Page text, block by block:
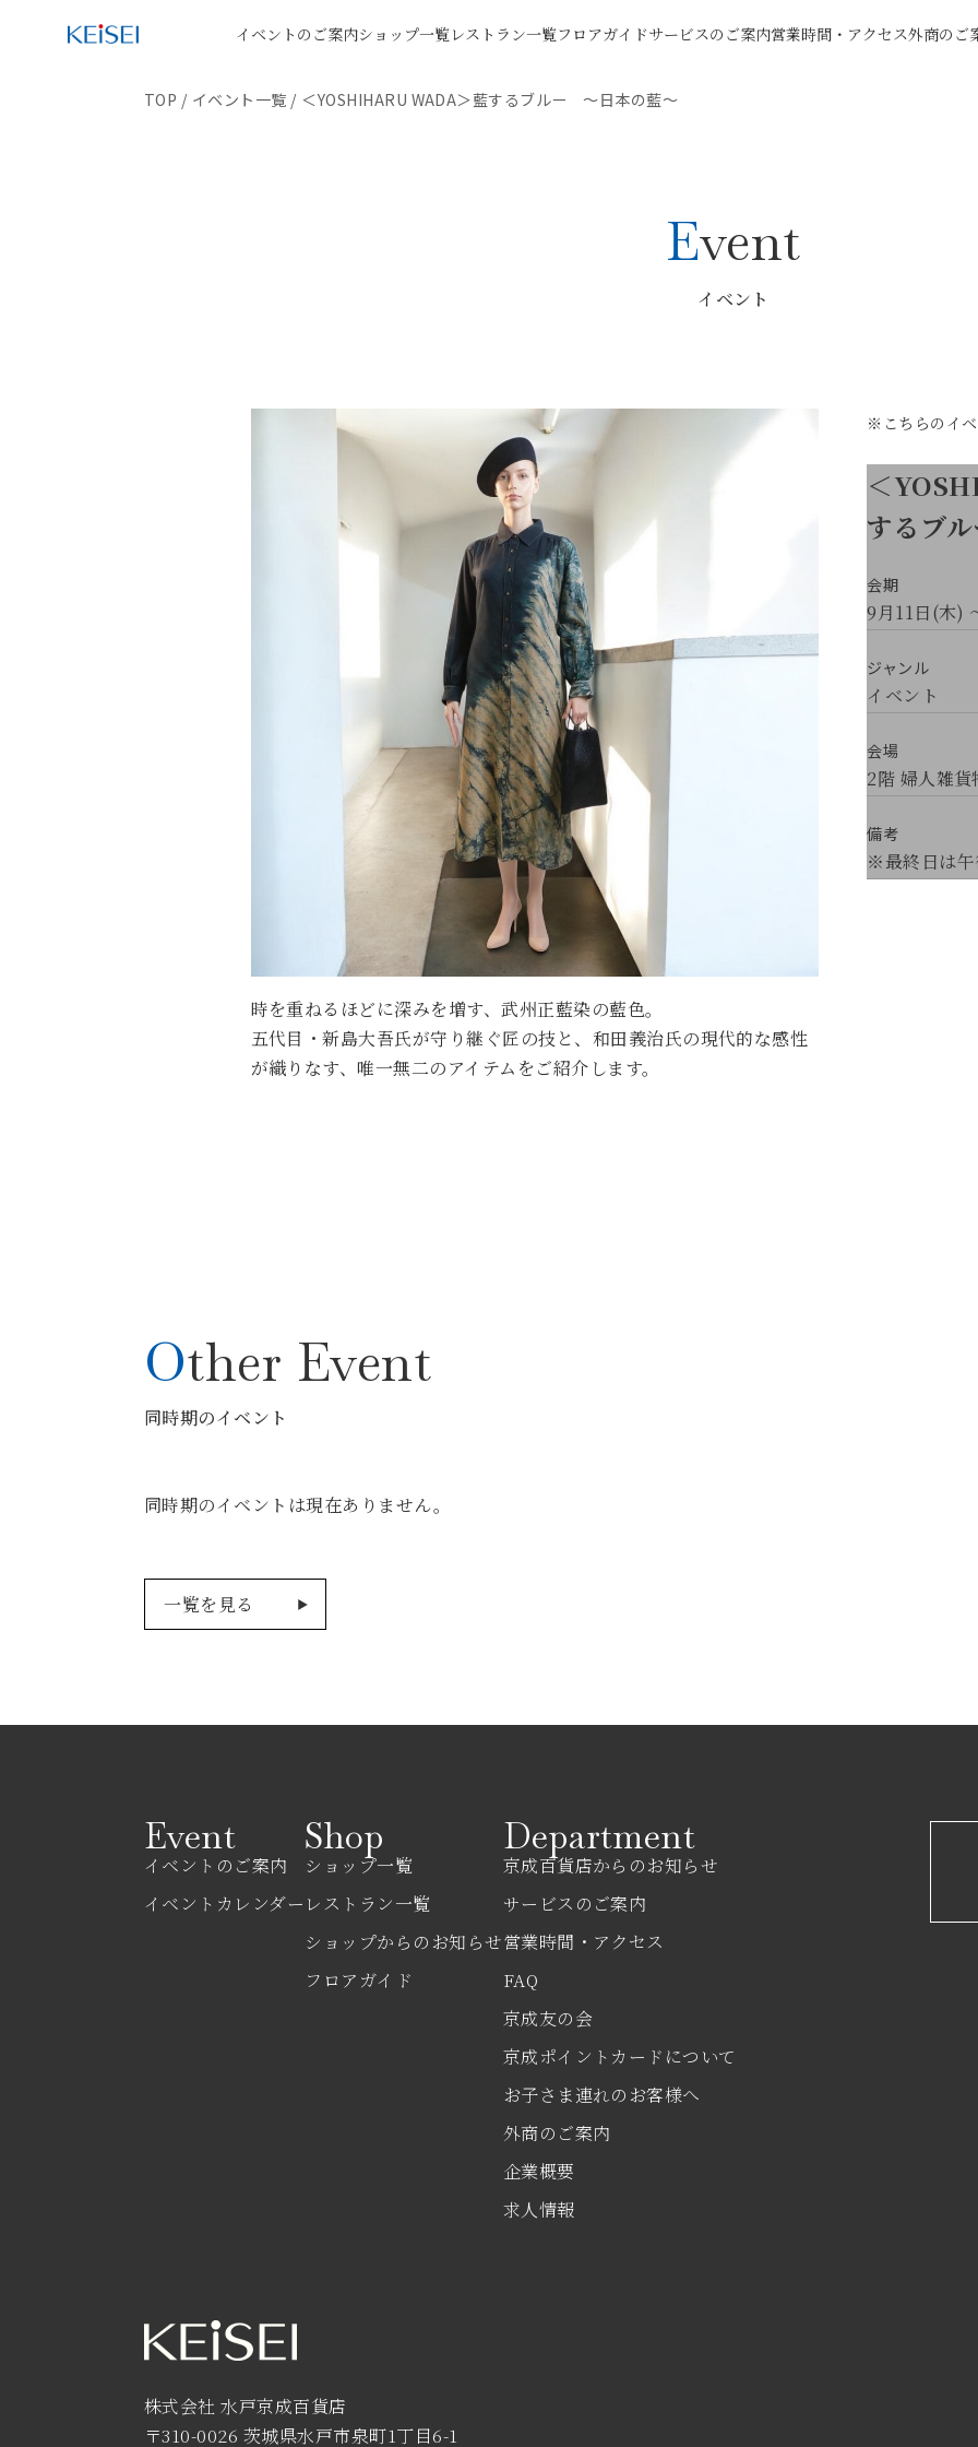
イベントのご案内ショップ一覧レストラン一覧フロアガイドサービスのご案内営業時間・アクセス外商のご
TOP / イベント一覧 / ＜YOSHIHARU WADA＞藍するブルー 〜日本の藍〜
Event
イベント
時を重ねるほどに深みを増す、武州正藍染の藍色。
五代目・新島大吾氏が守り継ぐ匠の技と、和田義治氏の現代的な感性
が織りなす、唯一無二のアイテムをご紹介します。
※こちらのイ
＜
するブ
会期
9月11日(木)
ジャンル
イベント
会場
2階 婦人雑貨
備考
※最終日は
Other Event
同時期のイベント
同時期のイベントは現在ありません。
一覧を見る
Event
イベントのご案内
イベントカレンダー
Shop
ショップ一覧
レストラン一覧
ショップからのお知らせ
フロアガイド
Department
京成百貨店からのお知らせ
サービスのご案内
営業時間・アクセス
FAQ
京成友の会
京成ポイントカードについて
お子さま連れのお客様へ
外商のご案内
企業概要
求人情報
株式会社 水戸京成百貨店
〒310-0026 茨城県水戸市泉町1丁目6-1